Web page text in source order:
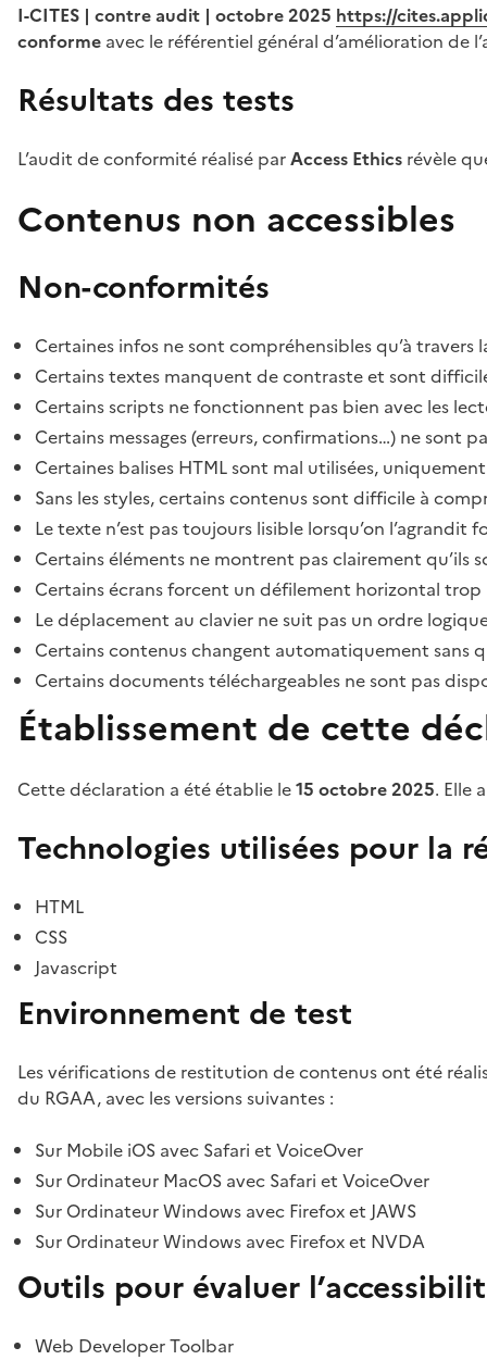
I-CITES | contre audit | octobre 2025 https://
conforme avec le référentiel général d’amélioration de
Résultats des tests
L’audit de conformité réalisé parAccess Ethics révèle
Contenus non accessibles
Non-conformités
Certaines infos ne sont compréhensibles qu’à travers
Certains textes manquent de contraste et sont
Certains scripts ne fonctionnent pas bien avec les
Certains messages (erreurs, confirmations…) ne sont
Certaines balises HTML sont mal utilisées,
Sans les styles, certains contenus sont difficile à
Le texte n’est pas toujours lisible lorsqu’on l’agrandit
Certains éléments ne montrent pas clairement qu’ils
Certains écrans forcent un défilement horizontal
Le déplacement au clavier ne suit pas un ordre
Certains contenus changent automatiquement sans
Certains documents téléchargeables ne sont pas
Établissement de cette
Cette déclaration a été établie le15 octobre 2025. Elle
Technologies utilisées pour la
HTML
CSS
Javascript
Environnement de test
Les vérifications de restitution de contenus ont été
du RGAA, avec les versions suivantes :
Sur Mobile iOS avec Safari et VoiceOver
Sur Ordinateur MacOS avec Safari et VoiceOver
Sur Ordinateur Windows avec Firefox et JAWS
Sur Ordinateur Windows avec Firefox et NVDA
Outils pour évaluer
Web Developer Toolbar